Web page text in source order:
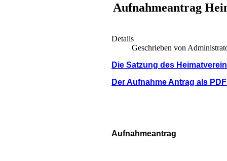
Aufnahmeantrag
Details
Geschrieben von
Die Satzung des
Der Aufnahme Antrag als
Aufnahmeantrag